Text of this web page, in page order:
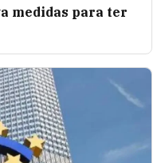
medidas para ter